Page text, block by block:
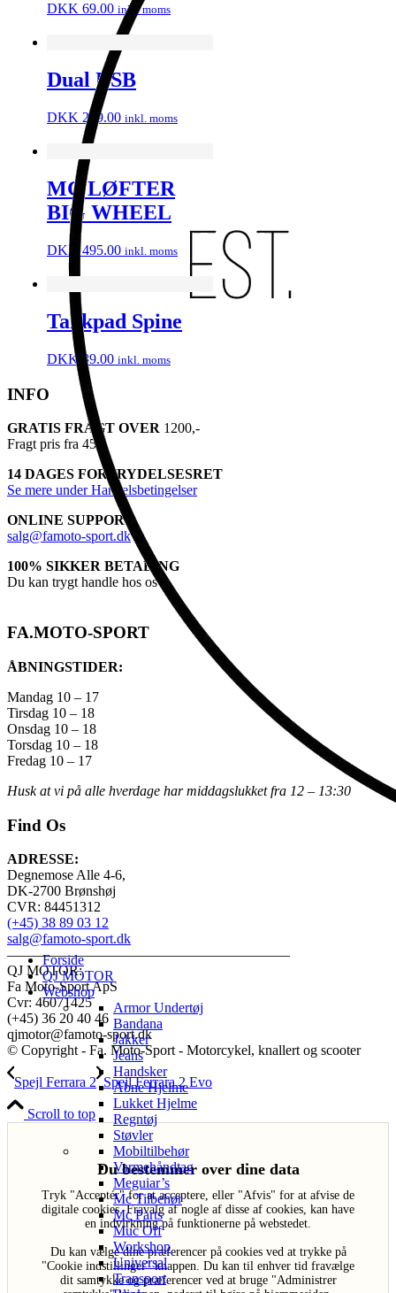
Forside
QJ MOTOR
Webshop
Armor Undertøj
Bandana
Jakker
Jeans
Handsker
Åbne Hjelme
Lukket Hjelme
Regntøj
Støvler
Mobiltilbehør
Varmehåndtag
Meguiar’s
Mc Tilbehør
Mc Parts
Muc Off
Workshop
Universal
Transport
DKK 69.00 inkl. moms
Dual USB
DKK 299.00 inkl. moms
MC LØFTER
BIG WHEEL
DKK495.00 inkl. moms
Tankpad Spine
DKK 89.00 inkl. moms
INFO
GRATIS FRAGT OVER 1200,-
Fragt pris fra 45,-
14 DAGES FORTRYDELSESRET
Se mere under Handelsbetingelser
ONLINE SUPPORT
salg@famoto-sport.dk
100% SIKKER BETALING
Du kan trygt handle hos os
FA.MOTO-SPORT
ÅBNINGSTIDER:
Mandag 10 – 17
Tirsdag 10 – 18
Onsdag 10 – 18
Torsdag 10 – 18
Fredag 10 – 17
Husk at vi på alle hverdage har middagslukket fra 12 – 13:30
Find Os
ADRESSE:
Degnemose Alle 4-6,
DK-2700 Brønshøj
CVR: 84451312
(+45) 38 89 03 12
salg@famoto-sport.dk
————————————————————
QJ MOTOR:
Fa Moto-Sport ApS
Cvr: 46071425
(+45) 36 20 40 46
qjmotor@famoto-sport.dk
© Copyright - Fa. Moto-Sport - Motorcykel, knallert og scooter
Spejl Ferrara 2 Spejl Ferrara 2 Evo
Scroll to top
Du bestemmer over dine data
Tryk "Acceptér" for at acceptere, eller "Afvis" for at afvise de
digitale cookies. Fravalg af nogle af disse af cookies, kan have
en indvirkning på funktionerne på webstedet.
Du kan vælge dine præferencer på cookies ved at trykke på
"Cookie indstillinger" knappen. Du kan til enhver tid fravælge
dit samtykke og præferencer ved at bruge "Administrer